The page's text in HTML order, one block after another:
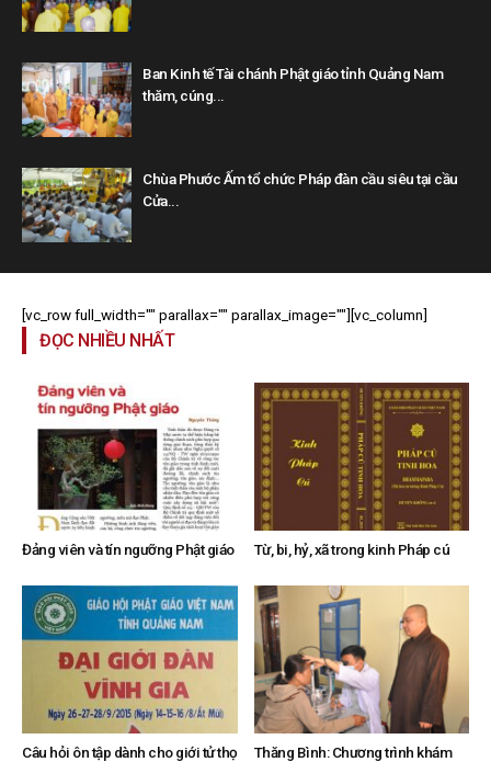
Ban Kinh tế Tài chánh Phật giáo tỉnh Quảng Nam
thăm, cúng...
Chùa Phước Ấm tổ chức Pháp đàn cầu siêu tại cầu
Cửa...
[vc_row full_width="" parallax="" parallax_image=""][vc_column]
ĐỌC NHIỀU NHẤT
Đảng viên và tín ngưỡng Phật giáo Từ, bi, hỷ, xã trong kinh Pháp cú
Câu hỏi ôn tập dành cho giới tử thọ
Thăng Bình: Chương trình khám